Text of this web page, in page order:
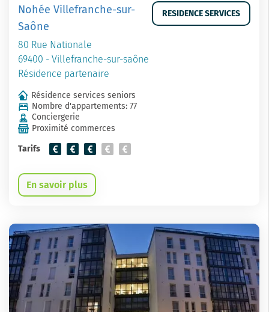
Nohée Villefranche-sur-
Saône
80 Rue Nationale
69400 - Villefranche-sur-saône
Résidence partenaire
RESIDENCE SERVICES
Résidence services seniors
Nombre d'appartements: 77
Conciergerie
Proximité commerces
Tarifs
En savoir plus